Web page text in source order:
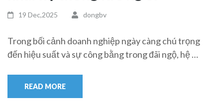
19 Dec,2025 dongbv
Trong bối cảnh doanh nghiệp ngày càng chú trọng
đến hiệu suất và sự công bằng trong đãi ngộ, hệ …
READ MORE